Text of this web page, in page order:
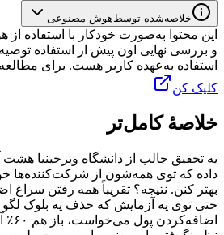
خلاصه‌شده توسطهوش مصنوعی
این محتوا به‌صورت خودکار با استفاده
و بررسی نهایی اون پیش از استفاده
استفاده به‌عهده کاربر هست. برای
کلیک کن
خلاصهٔ کامل‌تر
یه تحقیق جالب از دانشگاه ویرجینیا هشت
داده که توی همه‌شون از شرکت‌کننده‌ها
بهتر کنن. نتیجه؟ تقریباً همه رفتن سراغ
حتی توی یه آزمایش که حذف یه بلوک لگو
اضافه‌کردن پول می‌خواست، باز هم ۶۰٪